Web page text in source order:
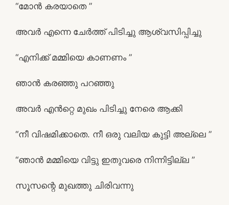
“മോൻ കരയാതെ ”
അവർ എന്നെ ചേർത്ത് പിടിച്ചു ആശ്വസിപ്പിച്ചു
“എനിക്ക് മമ്മിയെ കാണണം ”
ഞാൻ കരഞ്ഞു പറഞ്ഞു
അവർ എൻറ്റെ മുഖം പിടിച്ചു നേരെ ആക്കി
“നീ വിഷമിക്കാതെ. നീ ഒരു വലിയ കുട്ടി അല്ലെ ”
“ഞാൻ മമ്മിയെ വിട്ടു ഇതുവരെ നിന്നിട്ടില്ല ”
സൂസന്റെ മുഖത്തു ചിരിവന്നു